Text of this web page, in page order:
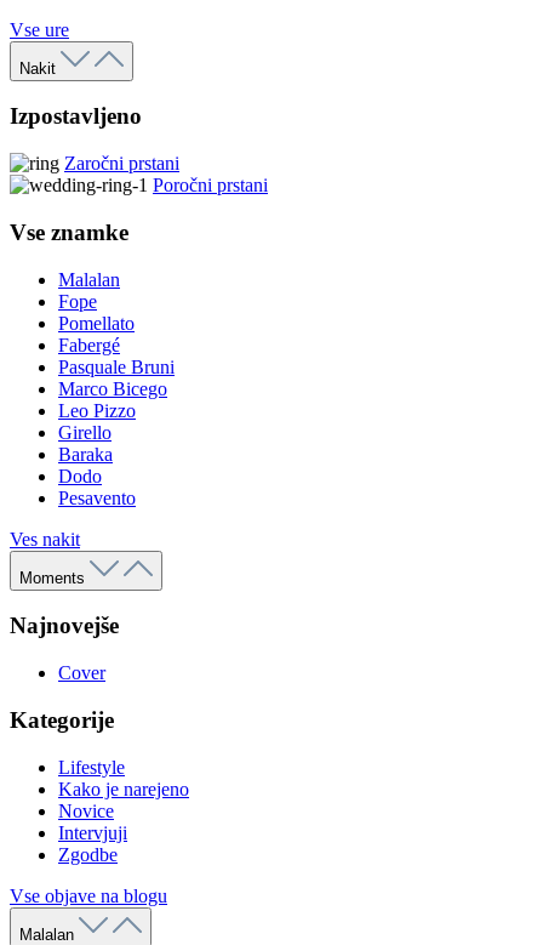
Vse ure
Nakit
Izpostavljeno
Zaročni prstani
Poročni prstani
Vse znamke
Malalan
Fope
Pomellato
Fabergé
Pasquale Bruni
Marco Bicego
Leo Pizzo
Girello
Baraka
Dodo
Pesavento
Ves nakit
Moments
Najnovejše
Cover
Kategorije
Lifestyle
Kako je narejeno
Novice
Intervjuji
Zgodbe
Vse objave na blogu
Malalan